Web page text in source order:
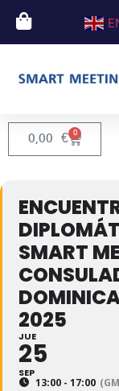
0,00 € 0
SMART
2025
JUE
25
SEP
13:00 - 17:00